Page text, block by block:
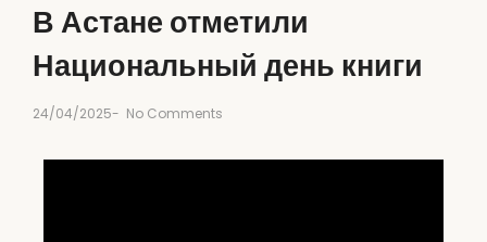
В Астане отметили
Национальный день книги
24/04/2025- No Comments